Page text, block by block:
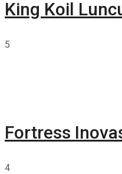
King Koil
5
Fortress
4